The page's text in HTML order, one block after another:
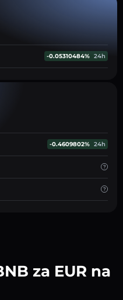
-0.05310484% 24h
-0.4609802% 24h
za EUR na